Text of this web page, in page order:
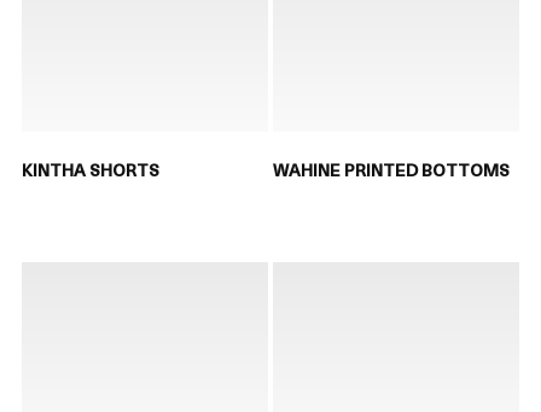
KINTHA SHORTS WAHINE PRINTED BOTTOMS